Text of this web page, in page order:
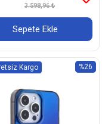
3.598,96 ₺
Sepete Ekle
%26
Kargo